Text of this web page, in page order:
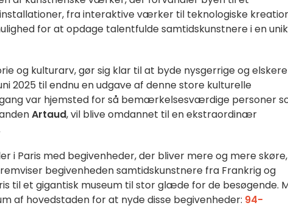
fra interaktive værker til teknologiske
for at opdage talentfulde samtidskunstnere i en unik
og kulturarv, gør sig klar til at byde nysgerrige og
2025 til endnu en udgave af denne store kulturelle
var hjemsted for så bemærkelsesværdige personer
Artaud, vil blive omdannet til en ekstraordinær
i Paris med begivenheder, der bliver mere og mere skøre,
begivenheden samtidskunstnere fra Frankrig og
til et gigantisk museum til stor glæde for de besøgende.
af hovedstaden for at nyde disse begivenheder: 94-